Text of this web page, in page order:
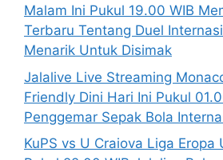
Malam Ini Pukul 19.00 WIB
Terbaru Tentang Duel
Menarik Untuk Disimak
Jalalive Live Streaming
Friendly Dini Hari Ini Pukul
Penggemar Sepak Bola
KuPS vs U Craiova Liga Eropa